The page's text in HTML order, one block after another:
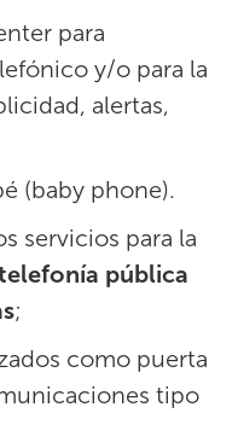
para
y/o para la
alertas,
(baby phone).
servicios para la
pública
;
como puerta
tipo